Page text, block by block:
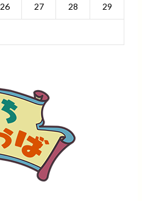
26 27 28 29